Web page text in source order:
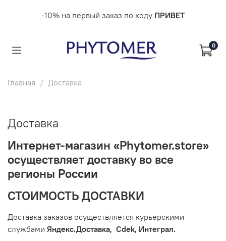
-10% на первый заказ по коду ПРИВЕТ
0
Главная Доставка
Доставка
Интернет-магазин «Phytomer.store»
осуществляет доставку во все
регионы России
СТОИМОСТЬ ДОСТАВКИ
Доставка заказов осуществляется курьерскими
службами Яндекс.Доставка, Cdek, Интеграл.